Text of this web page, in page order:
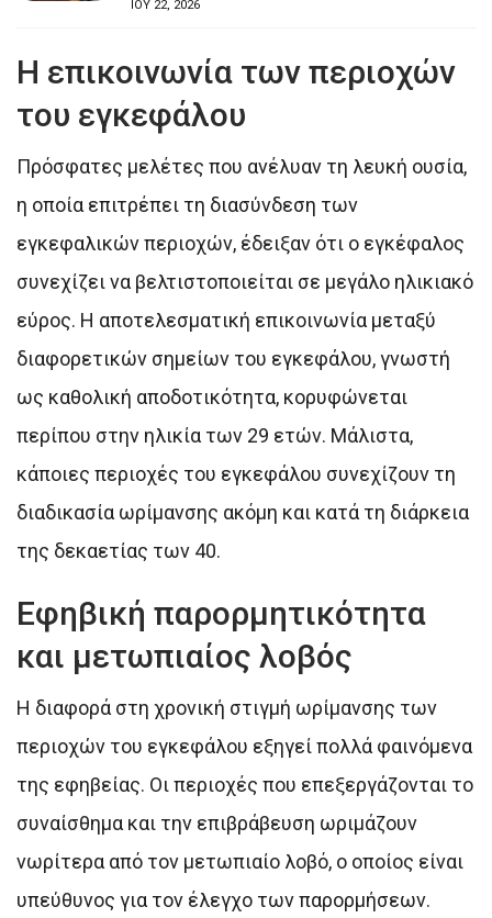
ΙΟΥ 22, 2026
Η επικοινωνία των περιοχών
του εγκεφάλου
Πρόσφατες μελέτες που ανέλυαν τη λευκή ουσία,
η οποία επιτρέπει τη διασύνδεση των
εγκεφαλικών περιοχών, έδειξαν ότι ο εγκέφαλος
συνεχίζει να βελτιστοποιείται σε μεγάλο ηλικιακό
εύρος. Η αποτελεσματική επικοινωνία μεταξύ
διαφορετικών σημείων του εγκεφάλου, γνωστή
ως καθολική αποδοτικότητα, κορυφώνεται
περίπου στην ηλικία των 29 ετών. Μάλιστα,
κάποιες περιοχές του εγκεφάλου συνεχίζουν τη
διαδικασία ωρίμανσης ακόμη και κατά τη διάρκεια
της δεκαετίας των 40.
Εφηβική παρορμητικότητα
και μετωπιαίος λοβός
Η διαφορά στη χρονική στιγμή ωρίμανσης των
περιοχών του εγκεφάλου εξηγεί πολλά φαινόμενα
της εφηβείας. Οι περιοχές που επεξεργάζονται το
συναίσθημα και την επιβράβευση ωριμάζουν
νωρίτερα από τον μετωπιαίο λοβό, ο οποίος είναι
υπεύθυνος για τον έλεγχο των παρορμήσεων.